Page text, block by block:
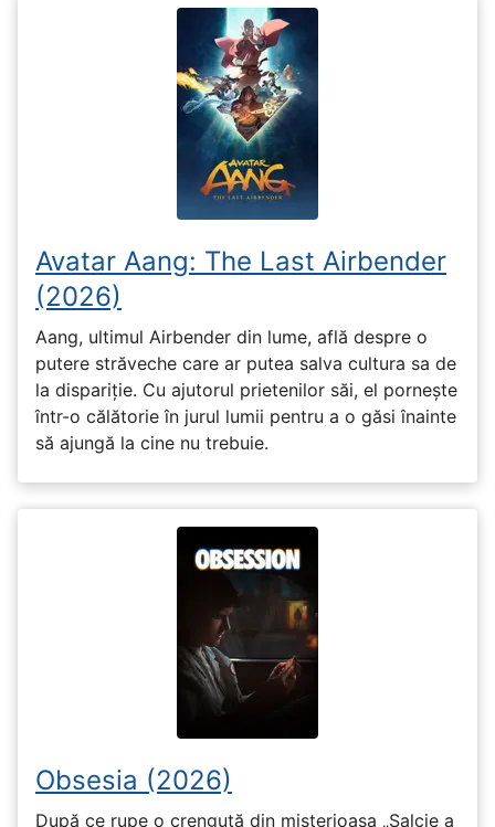
Avatar Aang: The Last Airbender
(2026)
Aang, ultimul Airbender din lume, află despre o
putere străveche care ar putea salva cultura sa de
la dispariție. Cu ajutorul prietenilor săi, el pornește
într-o călătorie în jurul lumii pentru a o găsi înainte
să ajungă la cine nu trebuie.
Obsesia (2026)
După ce rupe o crenguță din misterioasa „Salcie a